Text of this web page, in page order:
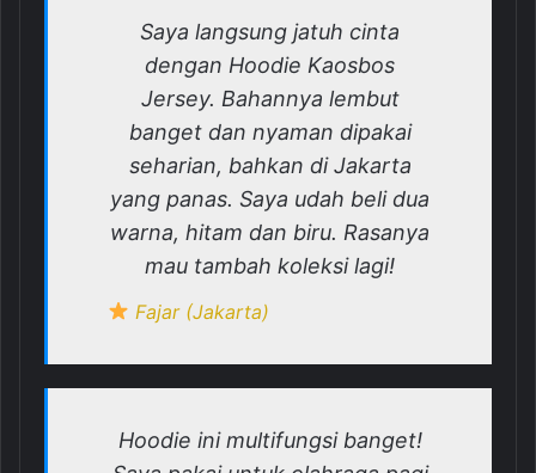
Saya langsung jatuh cinta
dengan Hoodie Kaosbos
Jersey. Bahannya lembut
banget dan nyaman dipakai
seharian, bahkan di Jakarta
yang panas. Saya udah beli dua
warna, hitam dan biru. Rasanya
mau tambah koleksi lagi!
Fajar (Jakarta)
Hoodie ini multifungsi banget!